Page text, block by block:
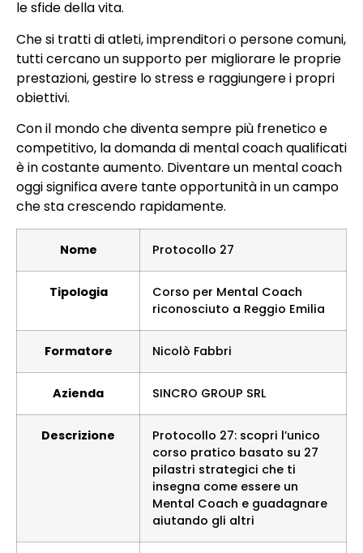
le sfide della vita.
Che si tratti di atleti, imprenditori o persone comuni,
tutti cercano un supporto per migliorare le proprie
prestazioni, gestire lo stress e raggiungere i propri
obiettivi.
Con il mondo che diventa sempre più frenetico e
competitivo, la domanda di mental coach qualificati
è in costante aumento. Diventare un mental coach
oggi significa avere tante opportunità in un campo
che sta crescendo rapidamente.
Nome Protocollo 27
Tipologia
Corso per Mental Coach
riconosciuto a Reggio Emilia
Formatore Nicolò Fabbri
Azienda SINCRO GROUP SRL
Descrizione
Protocollo 27: scopri l’unico
corso pratico basato su 27
pilastri strategici che ti
insegna come essere un
Mental Coach e guadagnare
aiutando gli altri